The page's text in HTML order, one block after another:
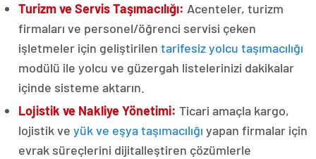
Turizm ve Servis Taşımacılığı: Acenteler, turizm
firmaları ve personel/öğrenci servisi çeken
işletmeler için geliştirilen tarifesiz yolcu taşımacılığı
modülü ile yolcu ve güzergah listelerinizi dakikalar
içinde sisteme aktarın.
Lojistik ve Nakliye Yönetimi: Ticari amaçla kargo,
lojistik ve yük ve eşya taşımacılığı yapan firmalar için
evrak süreçlerini dijitalleştiren çözümlerle